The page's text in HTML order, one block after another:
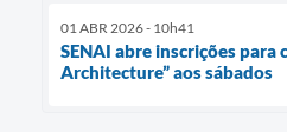
01 ABR 2026 - 10h41
SENAI abre inscrições para
Architecture” aos sábados